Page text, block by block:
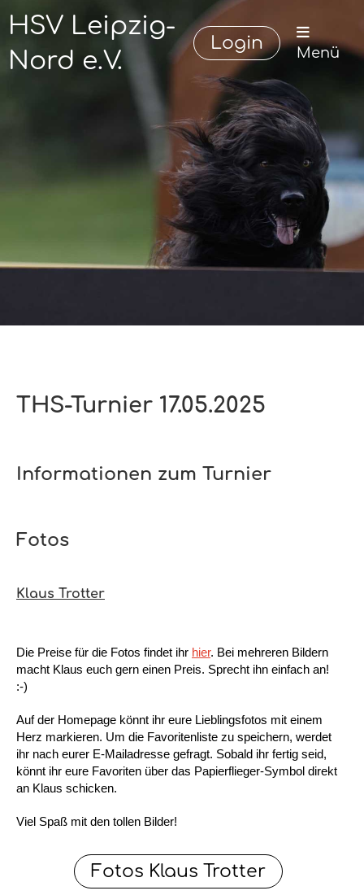
HSV Leipzig-
Nord e.V.
Login Menü
THS-Turnier 17.05.2025
Informationen zum Turnier
Fotos
Klaus Trotter
Die Preise für die Fotos findet ihr hier. Bei mehreren Bildern
macht Klaus euch gern einen Preis. Sprecht ihn einfach an!
:-)
Auf der Homepage könnt ihr eure Lieblingsfotos mit einem
Herz markieren. Um die Favoritenliste zu speichern, werdet
ihr nach eurer E-Mailadresse gefragt. Sobald ihr fertig seid,
könnt ihr eure Favoriten über das Papierflieger-Symbol direkt
an Klaus schicken.
Viel Spaß mit den tollen Bilder!
Fotos Klaus Trotter